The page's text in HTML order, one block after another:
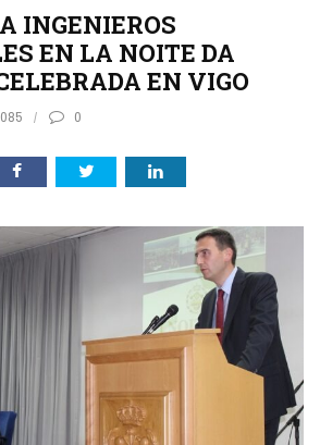
INGENIEROS
EN LA NOITE DA
EN VIGO
0